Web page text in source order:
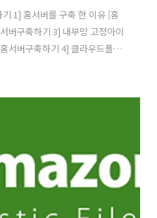
1] 홈서버를 구축 한 이유 [홈
버구축하기 3] 내부망 고정아이
서버구축하기 4] 클라우드플레
HTTPS) [홈서버구축하기 5]
서버구축하기 7] 공유 스토리
고 총 비용 이렇게 홈서버 구
및 실제 홈서버 배치 모습, 그리
..